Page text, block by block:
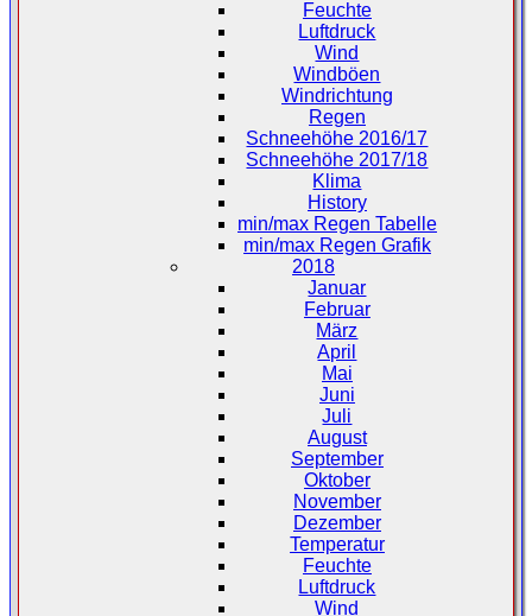
Feuchte
Luftdruck
Wind
Windböen
Windrichtung
Regen
Schneehöhe 2016/17
Schneehöhe 2017/18
Klima
History
min/max Regen Tabelle
min/max Regen Grafik
2018
Januar
Februar
März
April
Mai
Juni
Juli
August
September
Oktober
November
Dezember
Temperatur
Feuchte
Luftdruck
Wind